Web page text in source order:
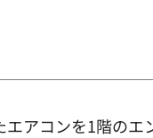
アコンを1階の